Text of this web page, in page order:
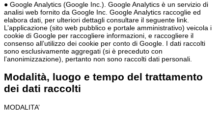
● Google Analytics (Google Inc.). Google Analytics è un servizio di
analisi web fornito da Google Inc. Google Analytics raccoglie ed
elabora dati, per ulteriori dettagli consultare il seguente link.
L’applicazione (sito web pubblico e portale amministrativo) veicola i
cookie di Google per raccogliere informazioni, e raccogliere il
consenso all’utilizzo dei cookie per conto di Google. I dati raccolti
sono esclusivamente aggregati (si è preceduto con
l’anonimizzazione), pertanto non sono raccolti dati personali.
Modalità, luogo e tempo del trattamento
dei dati raccolti
MODALITA’